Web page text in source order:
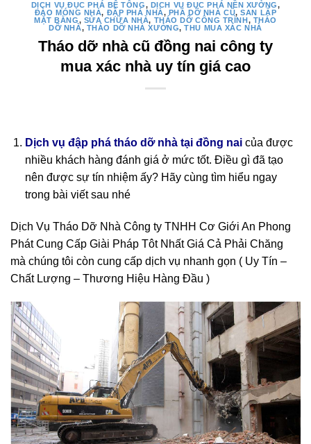
DỊCH VỤ ĐỤC PHÁ BÊ TÔNG, DỊCH VỤ ĐỤC PHÁ NỀN XƯỞNG,
ĐÀO MÓNG NHÀ, ĐẬP PHÁ NHÀ, PHÁ DỠ NHÀ CŨ,SAN LẤP
MẶT BẰNG, SỬA CHỮA NHÀ, THÁO DỠ CÔNG TRÌNH, THÁO
DỠ NHÀ, THÁO DỠ NHÀ XƯỞNG,THU MUA XÁC NHÀ
Tháo dỡ nhà cũ đồng nai công ty
mua xác nhà uy tín giá cao
Dịch vụ đập phá tháo dỡ nhà tại đồng nai của được
nhiều khách hàng đánh giá ở mức tốt. Điều gì đã tạo
nên được sự tín nhiệm ấy? Hãy cùng tìm hiểu ngay
trong bài viết sau nhé
Dịch Vụ Tháo Dỡ Nhà Công ty TNHH Cơ Giới An Phong
Phát Cung Cấp Giài Pháp Tôt Nhất Giá Cả Phải Chăng
mà chúng tôi còn cung cấp dịch vụ nhanh gọn ( Uy Tín –
Chất Lượng – Thương Hiệu Hàng Đầu )